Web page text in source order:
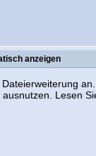
anzeigen
Lesen